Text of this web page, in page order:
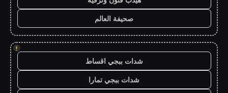
صحيفة العالم
!
شدات ببجي اقساط
شدات ببجي تمارا